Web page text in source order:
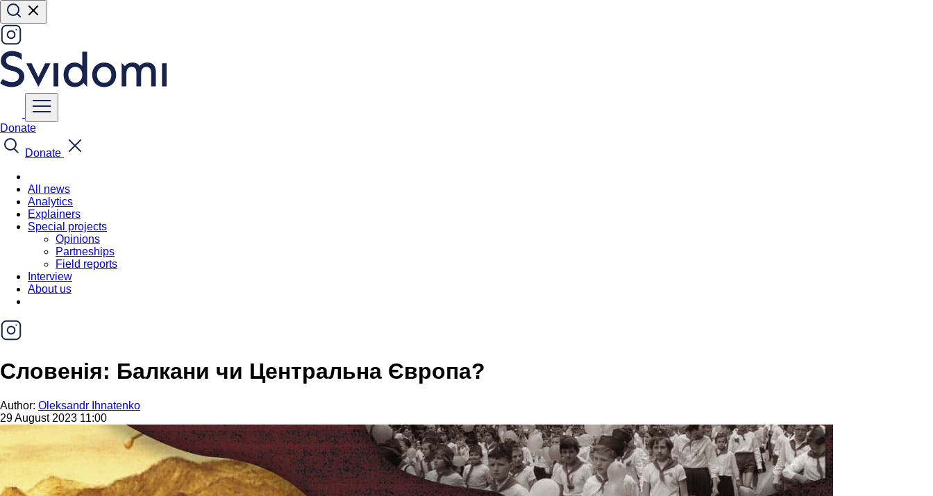
Donate
Donate
All news
Analytics
Explainers
Special projects
Opinions
Partneships
Field reports
Interview
About us
Словенія: Балкани чи Центральна Європа?
Author: Oleksandr Ihnatenko
29 August 2023 11:00